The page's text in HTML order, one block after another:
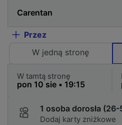
Przez
W jedną stronę
W tamtą stronę
1 osoba dorosła (26-
Dodaj karty zniżkowe